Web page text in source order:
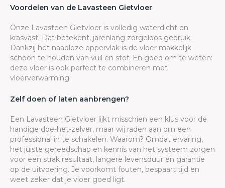
Voordelen van de Lavasteen Gietvloer
Onze Lavasteen Gietvloer is volledig waterdicht en
krasvast. Dat betekent, jarenlang zorgeloos gebruik.
Dankzij het naadloze oppervlak is de vloer makkelijk
schoon te houden van vuil en stof. En goed om te weten:
deze vloer is ook perfect te combineren met
vloerverwarming
Zelf doen of laten aanbrengen?
Een Lavasteen Gietvloer lijkt misschien een klus voor de
handige doe-het-zelver, maar wij raden aan om een
professional in te schakelen. Waarom? Omdat ervaring,
het juiste gereedschap en kennis van het systeem zorgen
voor een strak resultaat, langere levensduur én garantie
op de uitvoering. Je voorkomt fouten, bespaart tijd en
weet zeker dat je vloer goed ligt.